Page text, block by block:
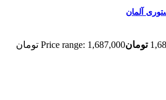
آلمان
تومان
Price range: 1,687,000 تومان